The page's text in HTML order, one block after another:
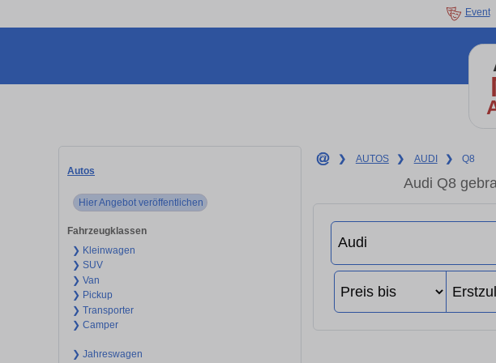
Event
Autos
Hier Angebot veröffentlichen
Fahrzeugklassen
❯ Kleinwagen
❯ SUV
❯ Van
❯ Pickup
❯ Transporter
❯ Camper
❯ Jahreswagen
❯ AUTOS ❯ AUDI ❯ Q8
Audi Q8